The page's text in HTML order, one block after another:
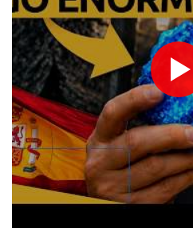
Colonos israelíes atacan una
Cisjordania
Sheinbaum defiende su plan de
bajo impacto ambiental
Francia anuncia un caso de
franco-argentino
El fondo estadounidense Apollo
por 7.700 millones de dólares